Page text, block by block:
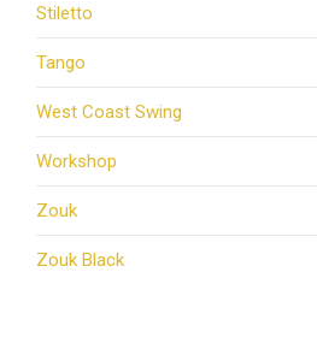
Stiletto
Tango
West Coast Swing
Workshop
Zouk
Zouk Black